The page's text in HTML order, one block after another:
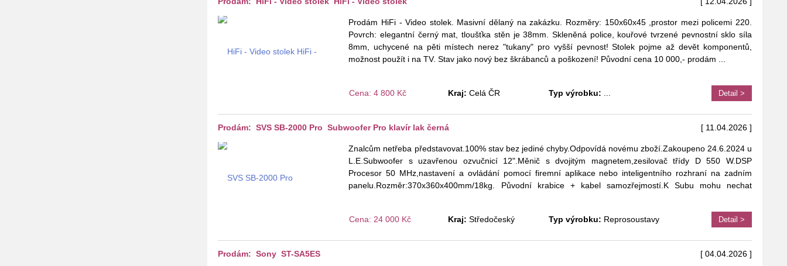
Prodám HiFi - Video stolek. Masivní dělaný na zakázku. Rozměry: 150x60x45 ,prostor mezi policemi 220.
Povrch: elegantní černý mat, tloušťka stěn je 38mm. Skleněná police, kouřové tvrzené pevnostní sklo síla
8mm, uchycené na pěti místech nerez "tukany" pro vyšší pevnost! Stolek pojme až devět komponentů,
možnost použít i na TV. Stav jako nový bez škrábanců a poškození! Původní cena 10 000,- prodám ...
Cena: 4 800 Kč Kraj: Celá ČR Typ výrobku: ... Detail >
Prodám: SVS SB-2000 Pro Subwoofer Pro klavír lak černá [ 11.04.2026 ]
Znalcům netřeba představovat.100% stav bez jediné chyby.Odpovídá novému zboží.Zakoupeno 24.6.2024 u
L.E.Subwoofer s uzavřenou ozvučnicí 12".Měnič s dvojitým magnetem,zesilovač třídy D 550 W.DSP
Procesor 50 MHz,nastavení a ovládání pomocí firemní aplikace nebo inteligentního rozhraní na zadním
panelu.Rozměr:370x360x400mm/18kg. Původní krabice + kabel samozřejmostí.K Subu mohu nechat
Cena: 24 000 Kč Kraj: Středočeský Typ výrobku: Reprosoustavy Detail >
Prodám: Sony ST-SA5ES [ 04.04.2026 ]